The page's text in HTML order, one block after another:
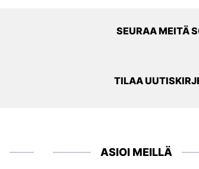
SEURAA MEITÄ
TILAA
ASIOI MEILLÄ